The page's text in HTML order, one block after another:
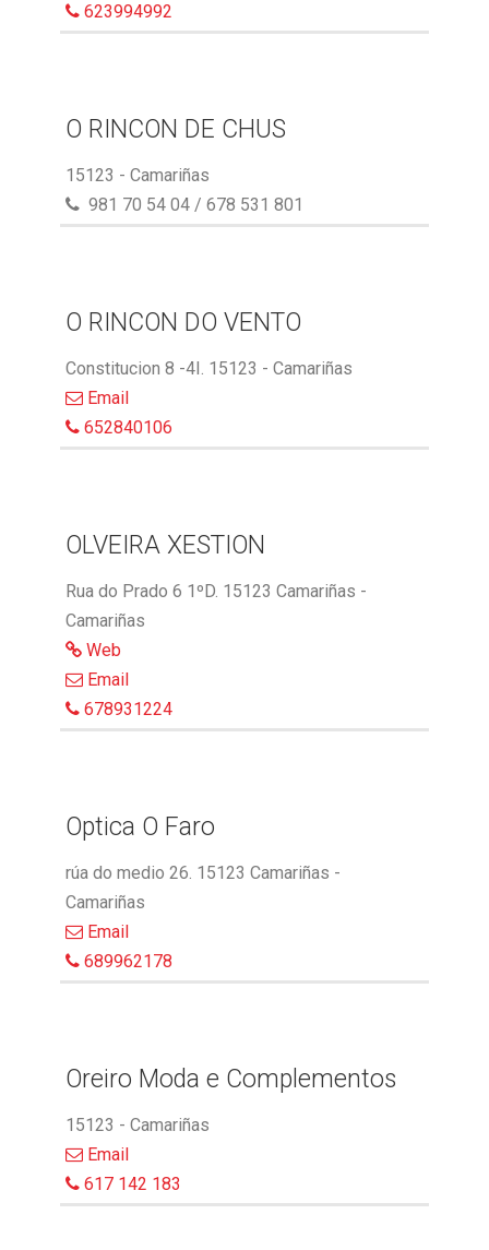
623994992
O RINCON DE CHUS
15123 - Camariñas
981 70 54 04 / 678 531 801
O RINCON DO VENTO
Constitucion 8 -4I. 15123 - Camariñas
Email
652840106
OLVEIRA XESTION
Rua do Prado 6 1ºD. 15123 Camariñas -
Camariñas
Web
Email
678931224
Optica O Faro
rúa do medio 26. 15123 Camariñas -
Camariñas
Email
689962178
Oreiro Moda e Complementos
15123 - Camariñas
Email
617 142 183